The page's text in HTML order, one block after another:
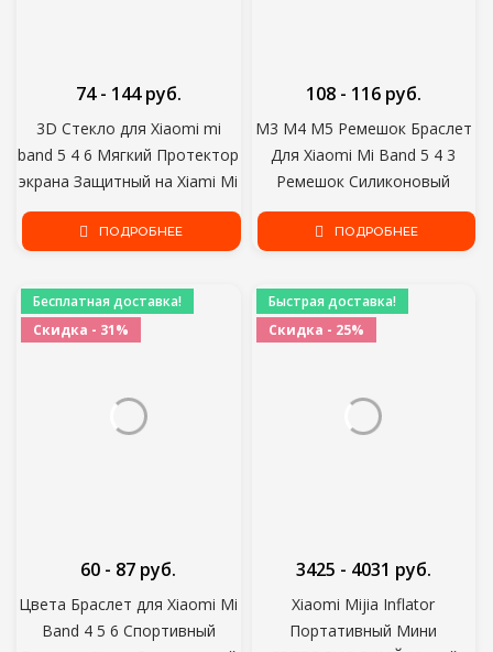
3D Стекло для Xiaomi mi
band 5 4 6 Мягкий Протектор
экрана Защитный на Xiami Mi
band band5 Miband5 Чехол
для Xiomi mi band 5 Пленка
74 - 144 руб.
ПОДРОБНЕЕ
M3 M4 M5 Ремешок Браслет
Для Xiaomi Mi Band 5 4 3
Ремешок Силиконовый
Черный Ремешок Для MiBand
5 3 4 Наручные Браслеты
108 - 116 руб.
ПОДРОБНЕЕ
Бесплатная доставка!
Скидка - 31%
Цвета Браслет для Xiaomi Mi
Band 4 5 6 Спортивный
60 - 87 руб.
Быстрая доставка!
Скидка - 25%
Xiaomi Mijia Inflator
Портативный Мини
3425 - 4031 руб.